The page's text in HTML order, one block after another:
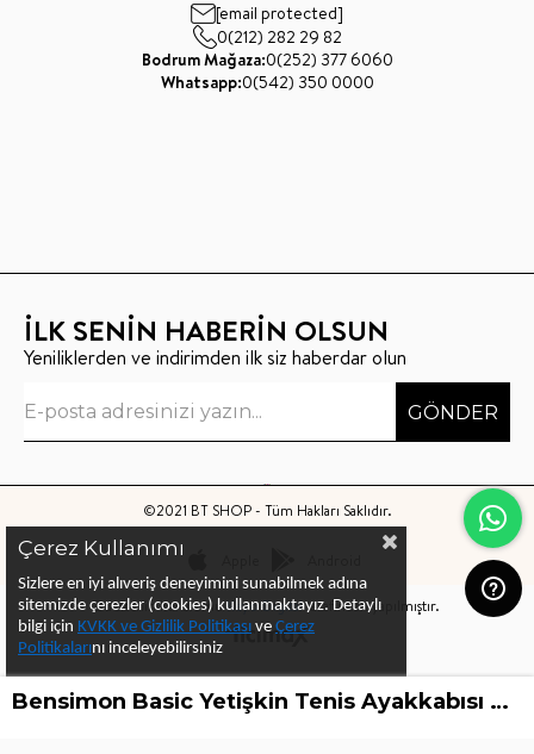
[email protected]
0(212) 282 29 82
Bodrum Mağaza:0(252) 377 6060
Whatsapp:0(542) 350 0000
İLK SENİN HABERİN OLSUN
Yeniliklerden ve indirimden ilk siz haberdar olun
GÖNDER
©2021 BT SHOP - Tüm Hakları Saklıdır.
Bu sitenin kurulumuKeyo Digitaltarafından yapılmıştır.
Çerez Kullanımı
Sizlere en iyi alıveriş deneyimini sunabilmek adına
sitemizde çerezler (cookies) kullanmaktayız. Detaylı
bilgi için KVKK ve Gizlilik Politikası ve Çerez
Politikalarını inceleyebilirsiniz
Bensimon Basic Yetişkin Tenis Ayakkabısı Marine Navy